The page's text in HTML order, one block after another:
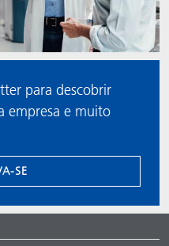
para descobrir
empresa e muito
SE